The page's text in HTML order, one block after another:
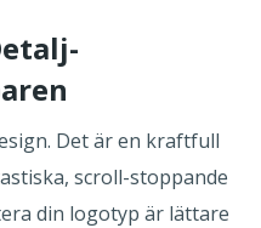
Det är en kraftfull
scroll-stoppande
din logotyp är lättare